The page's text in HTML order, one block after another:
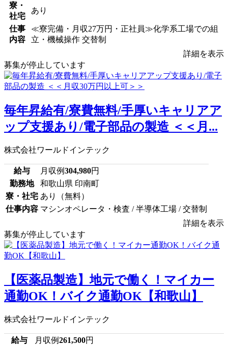
寮・
社宅
あり
仕事
内容
≪寮完備・月収27万円・正社員≫化学系工場での組
立・機械操作 交替制
詳細を表示
募集が停止しています
毎年昇給有/寮費無料/手厚いキャリアア
ップ支援あり/電子部品の製造 ＜＜月...
株式会社ワールドインテック
給与 月収例304,980円
勤務地
和歌山県 印南町
寮・社宅 あり（無料）
仕事内容 マシンオペレータ・検査 / 半導体工場 / 交替制
詳細を表示
募集が停止しています
【医薬品製造】地元で働く！マイカー
通勤OK！バイク通勤OK【和歌山】
株式会社ワールドインテック
給与 月収例261,500円